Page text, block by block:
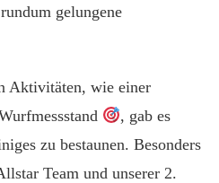
gelungene
Aktivitäten, wie einer
, gab es
zu bestaunen. Besonders
Team und unserer 2.